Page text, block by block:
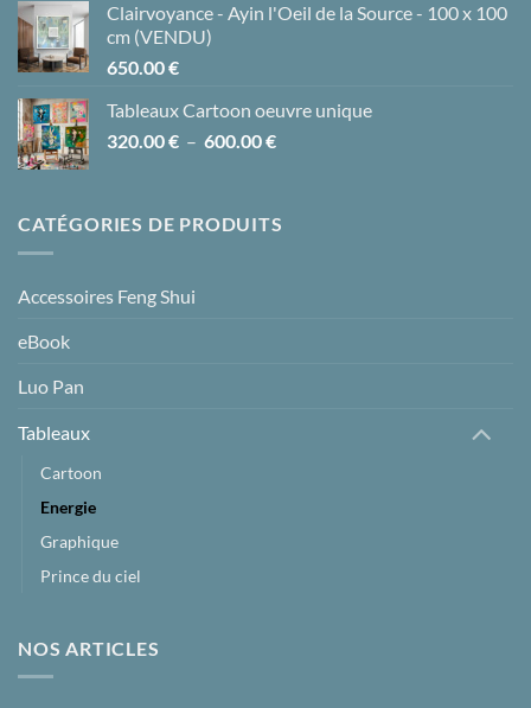
Clairvoyance - Ayin l'Oeil de la Source - 100 x 100
cm (VENDU)
650.00€
Tableaux Cartoon oeuvre unique
320.00€ – 600.00€Plage
320.00 €
CATÉGORIES DE PRODUITS
Accessoires Feng Shui
eBook
Luo Pan
Tableaux
Cartoon
Energie
Graphique
Prince du ciel
NOS ARTICLES